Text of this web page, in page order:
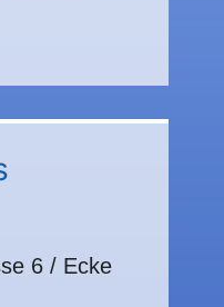
6 / Ecke